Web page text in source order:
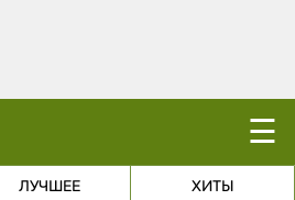
☰
ЛУЧШЕЕ ХИТЫ